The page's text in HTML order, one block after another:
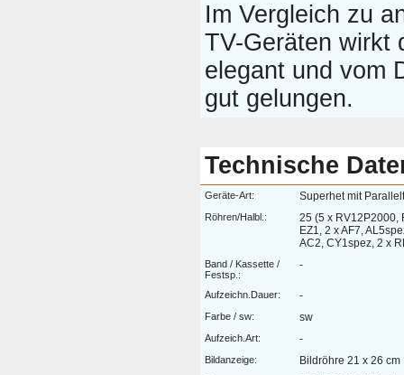
Im Vergleich zu
TV-Geräten wirkt
elegant und vom
gut gelungen.
Technische
Geräte-Art: Superhet mit
Röhren/Halbl.:
25 (5 x RV12P2000,
EZ1, 2 x AF7,
AC2, CY1spez, 2 x
Band / Kassette /
Festsp.:
-
Aufzeichn.Dauer: -
Farbe / sw: sw
Aufzeich.Art: -
Bildanzeige: Bildröhre 21 x 26